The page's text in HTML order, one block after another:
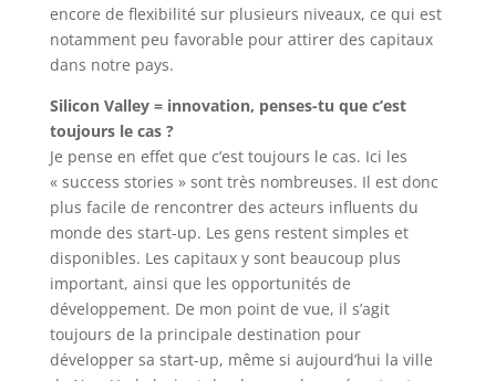
encore de flexibilité sur plusieurs niveaux, ce qui est
notamment peu favorable pour attirer des capitaux
dans notre pays.
Silicon Valley = innovation, penses-tu que c’est
toujours le cas ?
Je pense en effet que c’est toujours le cas. Ici les
« success stories » sont très nombreuses. Il est donc
plus facile de rencontrer des acteurs influents du
monde des start-up. Les gens restent simples et
disponibles. Les capitaux y sont beaucoup plus
important, ainsi que les opportunités de
développement. De mon point de vue, il s’agit
toujours de la principale destination pour
développer sa start-up, même si aujourd’hui la ville